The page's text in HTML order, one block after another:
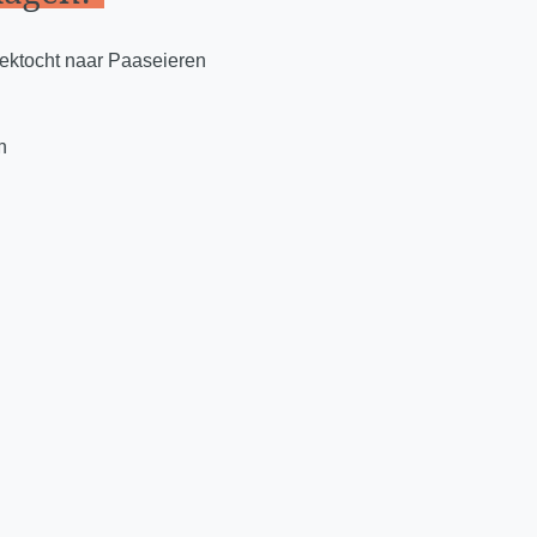
naar Paaseieren